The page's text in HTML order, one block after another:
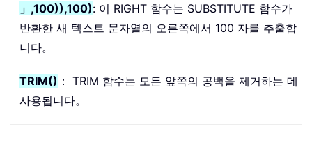
」,100)),100): 이 RIGHT 함수는 SUBSTITUTE 함수가
반환한 새 텍스트 문자열의 오른쪽에서 100 자를 추출합
니다。
TRIM() ： TRIM 함수는 모든 앞쪽의 공백을 제거하는 데
사용됩니다。